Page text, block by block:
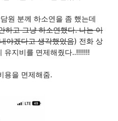
원 분께 하소연을 좀 했는데
하고 그냥 하소연했다. 나는 이
야겠다고 생각했었음) 전화 상
유지비를 면제해줬다..!!!!!!!
용을 면제해줌.